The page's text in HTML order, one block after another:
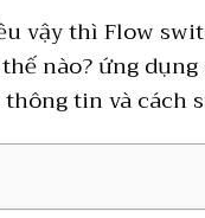
vậy thì Flow
nào? ứng
tin và cách